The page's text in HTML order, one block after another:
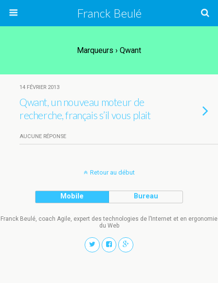
Franck Beulé
Marqueurs › Qwant
14 FÉVRIER 2013
Qwant, un nouveau moteur de
recherche, français s’il vous plait
AUCUNE RÉPONSE
Retour au début
Mobile Bureau
Franck Beulé, coach Agile, expert des technologies de l’Internet et en ergonomie
du Web